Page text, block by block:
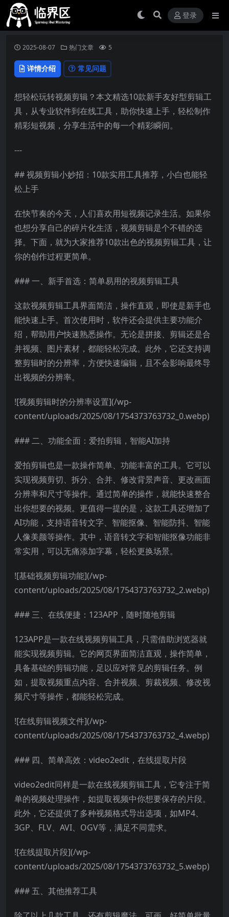
登录
2025-08-07 热门文章 5
详情介绍 常见问题
想轻松玩转视频剪辑？本文精选10款新手友好型剪辑工
具，从专业软件到在线工具，助你快速上手，轻松制作
精彩短视频，分享生活中的每一个精彩瞬间。
---
## 视频剪辑小妙招：10款实用工具推荐，小白也能轻
松上手
在快节奏的今天，人们喜欢用短视频记录生活。如果你
也想分享自己的碎片化生活，视频剪辑是个不错的选
择。下面，就为大家推荐10款出色的视频剪辑工具，让
你的创作过程更简单。
### 一、新手首选：简单易用的视频剪辑工具
这款视频剪辑工具界面简洁，操作直观，即使是新手也
能快速上手。首次使用时，软件还会提供主要功能介
绍，帮助用户快速熟悉操作。无论是拼接、剪辑还是合
并视频、图片素材，都能轻松完成。此外，它还支持调
整剪辑时的分辨率，方便快速编辑，且不会影响最终导
出视频的分辨率。
![视频剪辑时的分辨率设置](/wp-
content/uploads/2025/08/1754373763732_0.webp)
### 二、功能全面：爱拍剪辑，智能AI加持
爱拍剪辑也是一款操作简单、功能丰富的工具。它可以
实现视频剪切、拆分、合并、修改背景声音、更改画面
分辨率和尺寸等操作。通过简单的操作，就能快速整合
出你想要的视频。更值得一提的是，这款工具还增加了
AI功能，支持语音转文字、智能抠像、智能防抖、智能
人像美颜等操作。其中，语音转文字和智能抠像功能非
常实用，可以无痛添加字幕，轻松更换场景。
![基础视频剪辑功能](/wp-
content/uploads/2025/08/1754373763732_2.webp)
### 三、在线便捷：123APP，随时随地剪辑
123APP是一款在线视频剪辑工具，只需借助浏览器就
能实现视频剪辑。它的网页界面简洁直观，操作简单，
具备基础的剪辑功能，足以应对常见的剪辑任务。例
如，提取视频重点内容、合并视频、剪裁视频、修改视
频尺寸等操作，都能轻松完成。
![在线剪辑视频文件](/wp-
content/uploads/2025/08/1754373763732_4.webp)
### 四、简单高效：video2edit，在线提取片段
video2edit同样是一款在线视频剪辑工具，它专注于简
单的视频处理操作，如提取视频中你想要保存的片段。
此外，它还提供了多种视频格式导出选项，如MP4、
3GP、FLV、AVI、OGV等，满足不同需求。
![在线提取片段](/wp-
content/uploads/2025/08/1754373763732_5.webp)
### 五、其他推荐工具